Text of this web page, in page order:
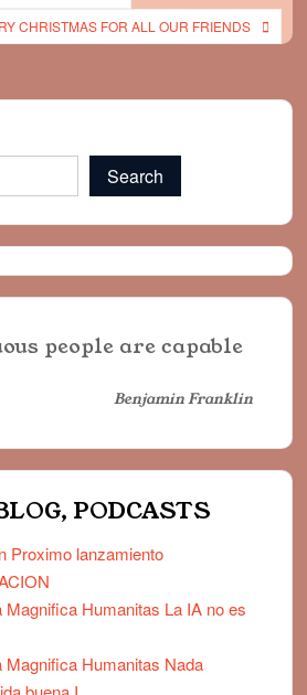
CHRISTMAS FOR ALL OUR FRIENDS
Search
people are capable
Benjamin Franklin
PODCASTS
Proximo lanzamiento
Magnifica Humanitas La IA no es
Magnifica Humanitas Nada